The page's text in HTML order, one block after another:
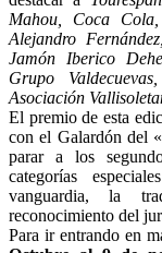
Mahou, Coca
Alejandro
Jamón Iberico
Grupo
Asociación
El premio de esta
con el Galardón del «
parar a los
categorías
vanguardia, la
reconocimiento del
Para ir entrando en